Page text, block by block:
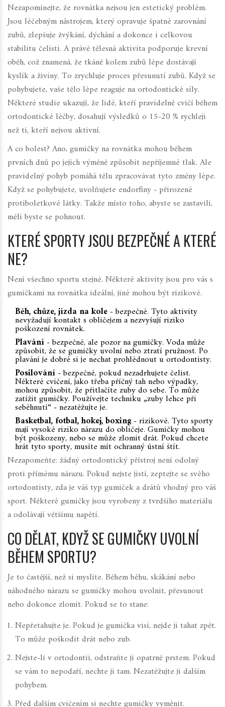
Nezapomínejte, že rovnátka nejsou jen estetický problém.
Jsou léčebným nástrojem, který opravuje špatné zarovnání
zubů, zlepšuje žvýkání, dýchání a dokonce i celkovou
stabilitu čelisti. A právě tělesná aktivita podporuje krevní
oběh, což znamená, že tkáně kolem zubů lépe dostávají
kyslík a živiny. To zrychluje proces přesunutí zubů. Když se
pohybujete, vaše tělo lépe reaguje na ortodontické síly.
Některé studie ukazují, že lidé, kteří pravidelně cvičí během
ortodontické léčby, dosahují výsledků o 15-20 % rychleji
než ti, kteří nejsou aktivní.
A co bolest? Ano, gumičky na rovnátka mohou během
prvních dnů po jejich výměně způsobit nepříjemné tlak. Ale
pravidelný pohyb pomáhá tělu zpracovávat tyto změny lépe.
Když se pohybujete, uvolňujete endorfiny - přirozené
protiboletkové látky. Takže místo toho, abyste se zastavili,
měli byste se pohnout.
KTERÉ SPORTY JSOU BEZPEČNÉ A KTERÉ
NE?
Není všechno sportu stejné. Některé aktivity jsou pro vás s
gumičkami na rovnátka ideální, jiné mohou být rizikové.
Běh, chůze, jízda na kole - bezpečné. Tyto aktivity
nevyžadují kontakt s obličejem a nezvyšují riziko
poškození rovnátek.
Plavání - bezpečné, ale pozor na gumičky. Voda může
způsobit, že se gumičky uvolní nebo ztratí pružnost. Po
plavání je dobré si je nechat prohlédnout u ortodontisty.
Posilování - bezpečné, pokud nezadrhujete čelist.
Některé cvičení, jako třeba příčný tah nebo výpadky,
mohou způsobit, že přitlačíte zuby do sebe. To může
zatížit gumičky. Používejte techniku „zuby lehce při
seběhnutí“ - nezatěžujte je.
Basketbal, fotbal, hokej, boxing- rizikové. Tyto sporty
mají vysoké riziko nárazu do obličeje. Gumičky mohou
být poškozeny, nebo se může zlomit drát. Pokud chcete
hrát tyto sporty, musíte mít ochranný ústní štít.
Nezapomeňte: žádný ortodontický přístroj není odolný
proti přímému nárazu. Pokud nejste jistí, zeptejte se svého
ortodontisty, zda je váš typ gumiček a drátů vhodný pro váš
sport. Některé gumičky jsou vyrobeny z tvrdšího materiálu
a odolávají většímu napětí.
CO DĚLAT, KDYŽ SE GUMIČKY UVOLNÍ
BĚHEM SPORTU?
Je to častější, než si myslíte. Během běhu, skákání nebo
náhodného nárazu se gumičky mohou uvolnit, přesunout
nebo dokonce zlomit. Pokud se to stane:
Nepřetahujte je. Pokud je gumička visí, nejde ji tahat zpět.
To může poškodit drát nebo zub.
Nejste-li v ortodontii, odstraňte ji opatrně prstem. Pokud
se vám to nepodaří, nechte ji tam. Nezatěžujte ji dalším
pohybem.